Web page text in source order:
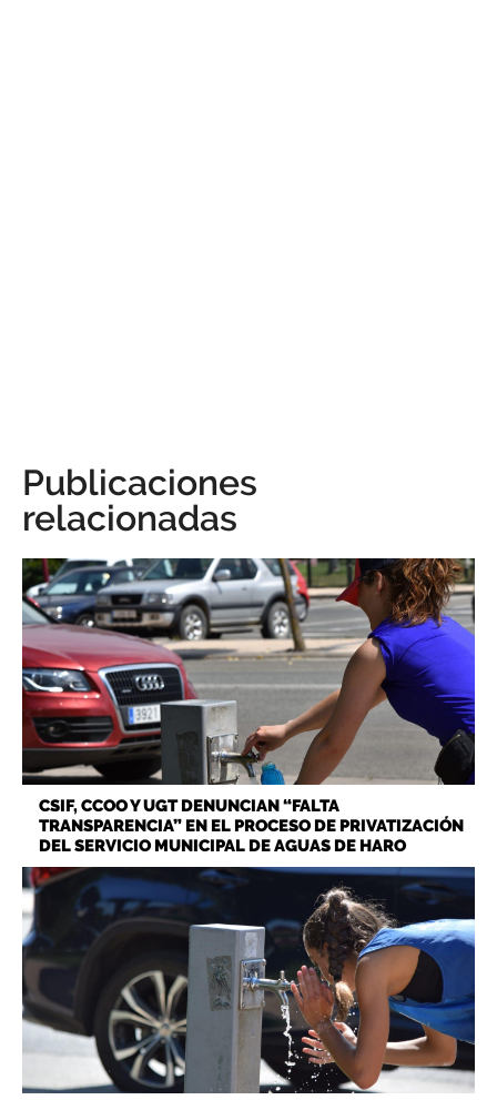
Publicaciones
relacionadas
CSIF, CCOO Y UGT DENUNCIAN “FALTA
TRANSPARENCIA” EN EL PROCESO DE PRIVATIZACIÓN
DEL SERVICIO MUNICIPAL DE AGUAS DE HARO